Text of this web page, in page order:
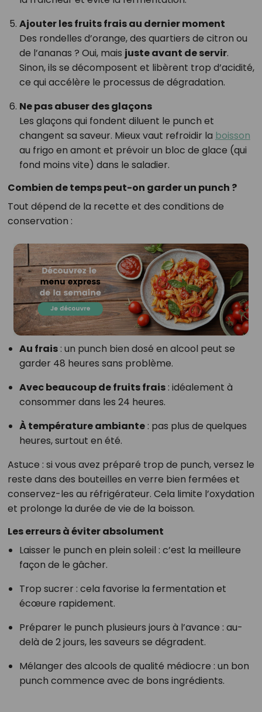
Ajouter les fruits frais au dernier moment
Des rondelles d’orange, des quartiers de citron ou
de l’ananas ? Oui, mais juste avant de servir.
Sinon, ils se décomposent et libèrent trop d’acidité,
ce qui accélère le processus de dégradation.
Ne pas abuser des glaçons
Les glaçons qui fondent diluent le punch et
changent sa saveur. Mieux vaut refroidir la boisson
au frigo en amont et prévoir un bloc de glace (qui
fond moins vite) dans le saladier.
Combien de temps peut-on garder un punch ?
Tout dépend de la recette et des conditions de
conservation :
Au frais: un punch bien dosé en alcool peut se
garder 48 heures sans problème.
Avec beaucoup de fruits frais: idéalement à
consommer dans les 24 heures.
À température ambiante: pas plus de quelques
heures, surtout en été.
Astuce : si vous avez préparé trop de punch, versez le
reste dans des bouteilles en verre bien fermées et
conservez-les au réfrigérateur. Cela limite l’oxydation
et prolonge la durée de vie de la boisson.
Les erreurs à éviter absolument
Laisser le punch en plein soleil : c’est la meilleure
façon de le gâcher.
Trop sucrer : cela favorise la fermentation et
écœure rapidement.
Préparer le punch plusieurs jours à l’avance : au-
delà de 2 jours, les saveurs se dégradent.
Mélanger des alcools de qualité médiocre : un bon
punch commence avec de bons ingrédients.